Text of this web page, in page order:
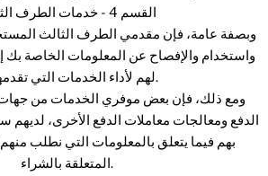
القسم 4 - خدمات الطرف الثالث
وبصفة عامة، فإن مقدمي الطرف الثالث
واستخدام والإفصاح عن المعلومات الخاصة بك
لهم لأداء الخدمات التي تقدمها لنا.
ومع ذلك، فإن بعض موفري الخدمات من جهات
الدفع ومعالجات معاملات الدفع الأخرى،
بهم فيما يتعلق بالمعلومات التي نطلب
المتعلقة بالشراء.